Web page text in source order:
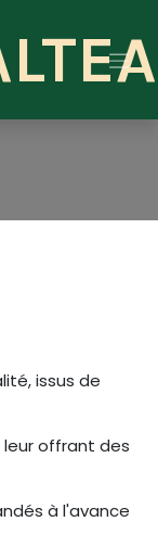
issus de
offrant des
à l'avance